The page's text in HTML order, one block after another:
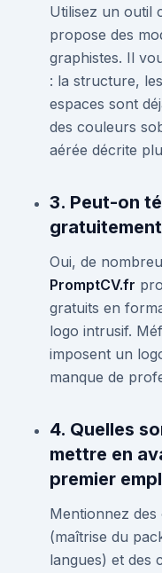
Utilisez un outil
propose des
graphistes. Il
: la structure,
espaces sont
des couleurs
aérée décrite
3. Peut-on
Oui, de
PromptCV.fr
gratuits en
logo intrusif.
imposent un
manque de
4. Quelles
mettre en
premier
Mentionnez
(maîtrise du
langues) et des